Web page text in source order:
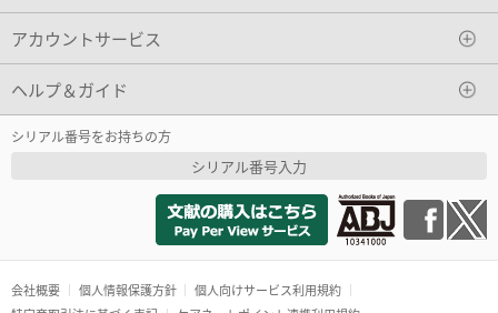
アカウントサービス
ヘルプ＆ガイド
シリアル番号をお持ちの方
シリアル番号入力
会社概要 個人情報保護方針
個人向けサービス利用規約